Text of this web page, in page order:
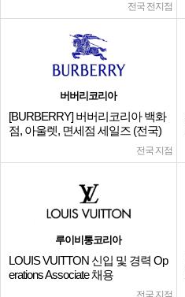
전국 전지점
버버리코리아
[BURBERRY] 버버리코리아 백화
점, 아울렛, 면세점 세일즈 (전국)
전국 지점
루이비통코리아
LOUIS VUITTON 신입 및 경력 Op
erations Associate 채용
전국 지점